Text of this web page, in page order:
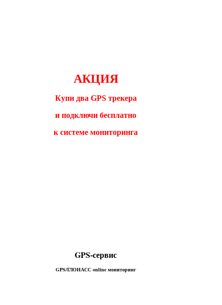
АКЦИЯ
Купи два GPS трекера
и подключи бесплатно
к системе мониторинга
GPS-сервис
GPS/ГЛОНАСС online мониторинг